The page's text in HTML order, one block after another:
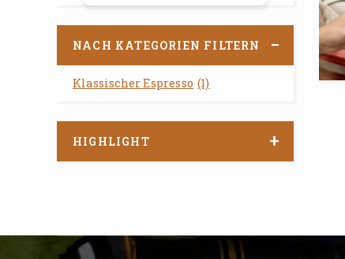
NACH KATEGORIEN FILTERN
Klassischer Espresso (1)
HIGHLIGHT